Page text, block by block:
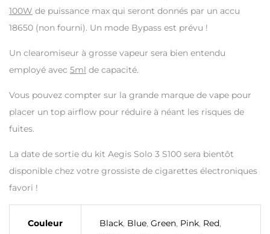
100W de puissance max qui seront donnés par un accu
18650 (non fourni). Un mode Bypass est prévu !
Un clearomiseur à grosse vapeur sera bien entendu
employé avec 5ml de capacité.
Vous pouvez compter sur la grande marque de vape pour
placer un top airflow pour réduire à néant les risques de
fuites.
La date de sortie du kit Aegis Solo 3 S100 sera bientôt
disponible chez votre grossiste de cigarettes électroniques
favori !
Couleur Black, Blue, Green, Pink, Red,